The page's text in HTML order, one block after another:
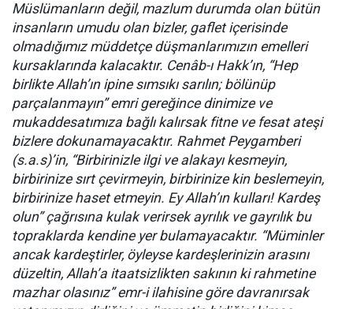
Müslümanların değil, mazlum durumda olan bütün
insanların umudu olan bizler, gaflet içerisinde
olmadığımız müddetçe düşmanlarımızın emelleri
kursaklarında kalacaktır. Cenâb-ı Hakk’ın, “Hep
birlikte Allah’ın ipine sımsıkı sarılın; bölünüp
parçalanmayın” emri gereğince dinimize ve
mukaddesatımıza bağlı kalırsak fitne ve fesat ateşi
bizlere dokunamayacaktır. Rahmet Peygamberi
(s.a.s)’in, “Birbirinizle ilgi ve alakayı kesmeyin,
birbirinize sırt çevirmeyin, birbirinize kin beslemeyin,
birbirinize haset etmeyin. Ey Allah’ın kulları! Kardeş
olun” çağrısına kulak verirsek ayrılık ve gayrılık bu
topraklarda kendine yer bulamayacaktır. “Müminler
ancak kardeştirler, öyleyse kardeşlerinizin arasını
düzeltin, Allah’a itaatsizlikten sakının ki rahmetine
mazhar olasınız” emr-i ilahisine göre davranırsak